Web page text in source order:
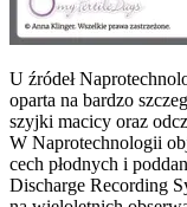
U źródeł
oparta na bardzo
szyjki macicy oraz
W Naprotechnologii
cech płodnych i
Discharge Recording